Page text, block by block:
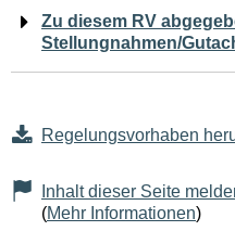
Zu diesem RV
Stellungnahmen/
Regelungsvorhaben
Inhalt dieser Seite
(Mehr Informationen)